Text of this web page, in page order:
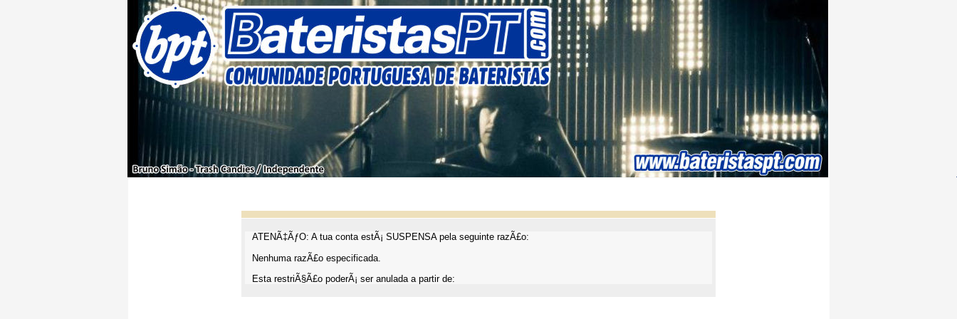
ATENÃ‡ÃƒO: A tua conta estÃ¡ SUSPENSA pela seguinte razÃ£o:
Nenhuma razÃ£o especificada.
Esta restriÃ§Ã£o poderÃ¡ ser anulada a partir de: